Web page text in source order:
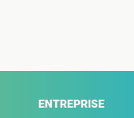
ENTREPRISE